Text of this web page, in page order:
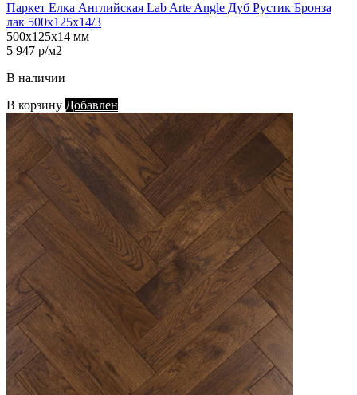
Паркет Елка Английская Lab Arte Angle Дуб Рустик Бронза
лак 500х125х14/3
500х125х14 мм
5 947 р/м2
В наличии
В корзину Добавлен